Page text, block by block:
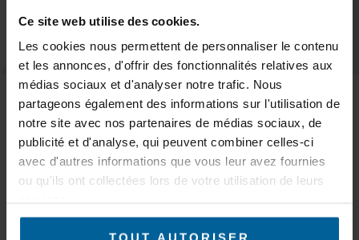
Ce site web utilise des cookies.
Les cookies nous permettent de personnaliser le contenu
et les annonces, d'offrir des fonctionnalités relatives aux
médias sociaux et d'analyser notre trafic. Nous
partageons également des informations sur l'utilisation de
notre site avec nos partenaires de médias sociaux, de
publicité et d'analyse, qui peuvent combiner celles-ci
avec d'autres informations que vous leur avez fournies
ou qu'ils ont collectées lors de votre utilisation de leurs
TOUT AUTORISER
GARDEZ LE
CONTACT
MARCHÉS
Trains & Métros
AGV, AMR & robots logistiques
Ponts roulants, portiques et grues
Mines & Carrières
Production et automatisation industrielle
Surveillance et Sécurité de sites industriels